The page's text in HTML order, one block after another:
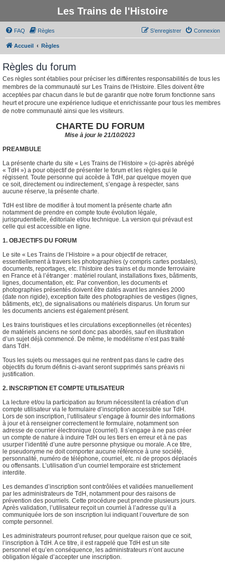
Les Trains de l'Histoire
FAQ Règles Connexion
S’enregistrer
Accueil Règles
Règles du forum
Ces règles sont établies pour préciser les différentes responsabilités de tous les
membres de la communauté sur Les Trains de l'Histoire. Elles doivent être
acceptées par chacun dans le but de garantir que notre forum fonctionne sans
heurt et procure une expérience ludique et enrichissante pour tous les membres
de notre communauté ainsi que les visiteurs.
CHARTE DU FORUM
Mise à jour le 21/10/2023
PREAMBULE
La présente charte du site « Les Trains de l’Histoire » (ci-après abrégé
« TdH ») a pour objectif de présenter le forum et les règles qui le
régissent. Toute personne qui accède à TdH, par quelque moyen que
ce soit, directement ou indirectement, s’engage à respecter, sans
aucune réserve, la présente charte.
TdH est libre de modifier à tout moment la présente charte afin
notamment de prendre en compte toute évolution légale,
jurisprudentielle, éditoriale et/ou technique. La version qui prévaut est
celle qui est accessible en ligne.
1. OBJECTIFS DU FORUM
Le site « Les Trains de l’Histoire » a pour objectif de retracer,
essentiellement à travers les photographies (y compris cartes postales),
documents, reportages, etc. l’histoire des trains et du monde ferroviaire
en France et à l’étranger : matériel roulant, installations fixes, bâtiments,
lignes, documentation, etc. Par convention, les documents et
photographies présentés doivent être datés avant les années 2000
(date non rigide), exception faite des photographies de vestiges (lignes,
bâtiments, etc), de signalisations ou matériels disparus. Un forum sur
les documents anciens est également présent.
Les trains touristiques et les circulations exceptionnelles (et récentes)
de matériels anciens ne sont donc pas abordés, sauf en illustration
d’un sujet déjà commencé. De même, le modélisme n’est pas traité
dans TdH.
Tous les sujets ou messages qui ne rentrent pas dans le cadre des
objectifs du forum définis ci-avant seront supprimés sans préavis ni
justification.
2. INSCRIPTION ET COMPTE UTILISATEUR
La lecture et/ou la participation au forum nécessitent la création d’un
compte utilisateur via le formulaire d’inscription accessible sur TdH.
Lors de son inscription, l’utilisateur s’engage à fournir des informations
à jour et à renseigner correctement le formulaire, notamment son
adresse de courrier électronique (courriel). Il s’engage à ne pas créer
un compte de nature à induire TdH ou les tiers en erreur et à ne pas
usurper l’identité d’une autre personne physique ou morale. A ce titre,
le pseudonyme ne doit comporter aucune référence à une société,
personnalité, numéro de téléphone, courriel, etc. ni de propos déplacés
ou offensants. L’utilisation d’un courriel temporaire est strictement
interdite.
Les demandes d’inscription sont contrôlées et validées manuellement
par les administrateurs de TdH, notamment pour des raisons de
prévention des pourriels. Cette procédure peut prendre plusieurs jours.
Après validation, l’utilisateur reçoit un courriel à l’adresse qu’il a
communiquée lors de son inscription lui indiquant l’ouverture de son
compte personnel.
Les administrateurs pourront refuser, pour quelque raison que ce soit,
l’inscription à TdH. A ce titre, il est rappelé que TdH est un site
personnel et qu’en conséquence, les administrateurs n’ont aucune
obligation légale d’accepter une inscription.